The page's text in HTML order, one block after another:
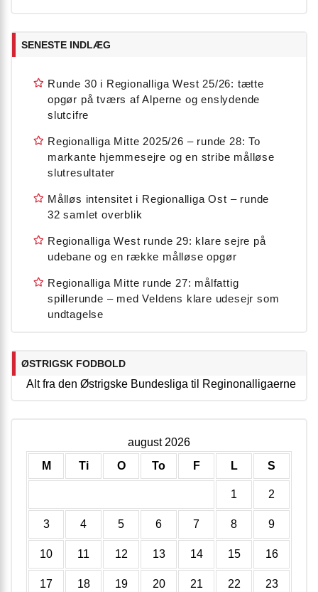
SENESTE INDLÆG
Runde 30 i Regionalliga West 25/26: tætte
opgør på tværs af Alperne og enslydende
slutcifre
Regionalliga Mitte 2025/26 – runde 28: To
markante hjemmesejre og en stribe målløse
slutresultater
Målløs intensitet i Regionalliga Ost – runde
32 samlet overblik
Regionalliga West runde 29: klare sejre på
udebane og en række målløse opgør
Regionalliga Mitte runde 27: målfattig
spillerunde – med Veldens klare udesejr som
undtagelse
ØSTRIGSK FODBOLD
Alt fra den Østrigske Bundesliga til Reginonalligaerne
august 2026
M
Ti O To F L S
1 2
3 4 5 6 7 8 9
10 11 12 13 14 15 16
17 18 19 20 21 22 23